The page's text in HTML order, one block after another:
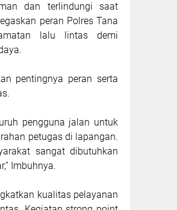
dan terlindungi saat
peran Polres Tana
lalu lintas demi
pentingnya peran serta
pengguna jalan untuk
petugas di lapangan.
sangat dibutuhkan
Imbuhnya.
kualitas pelayanan